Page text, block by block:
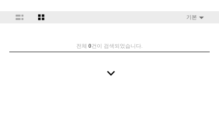
기본
전체 0건이 검색되었습니다.